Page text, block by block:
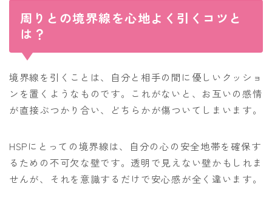
周りとの境界線を心地よく引くコツと
は？
境界線を引くことは、自分と相手の間に優しいクッショ
ンを置くようなものです。これがないと、お互いの感情
が直接ぶつかり合い、どちらかが傷ついてしまいます。
HSPにとっての境界線は、自分の心の安全地帯を確保す
るための不可欠な壁です。透明で見えない壁かもしれま
せんが、それを意識するだけで安心感が全く違います。